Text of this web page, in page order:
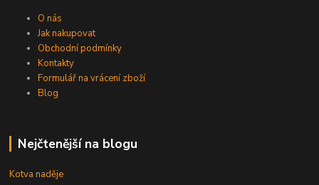
O nás
Jak nakupovat
Obchodní podmínky
Kontakty
Formulář na vrácení zboží
Blog
Nejčtenější na blogu
Kotva naděje